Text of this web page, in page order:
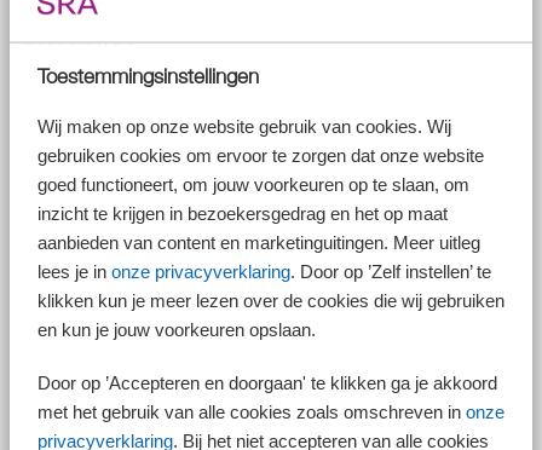
Toestemmingsinstellingen
Wij maken op onze website gebruik van cookies. Wij
gebruiken cookies om ervoor te zorgen dat onze website
goed functioneert, om jouw voorkeuren op te slaan, om
inzicht te krijgen in bezoekersgedrag en het op maat
aanbieden van content en marketinguitingen. Meer uitleg
lees je in onze privacyverklaring. Door op ’Zelf instellen’ te
klikken kun je meer lezen over de cookies die wij gebruiken
en kun je jouw voorkeuren opslaan.
Door op ’Accepteren en doorgaan' te klikken ga je akkoord
met het gebruik van alle cookies zoals omschreven in onze
privacyverklaring. Bij het niet accepteren van alle cookies
Kerstarrest
De Hoge Raad oordeelde in 2021 in het kerstarrest dat de forfaitaire
Hoge Raad bood in die casus rechtsherstel door aan te sluiten bij
het werkelijke rendement. Alle bezwaarschriften die meeliepen in de
massaalbezwaarprocedure werden vervolgens in een collectieve
Hierdoor kwamen die aanslagen allemaal onherroepelijk vast te
staan. Een beroep bij de rechter was daarna niet meer mogelijk.
Andere verdeling box 3-inkomen partners
Fiscale partners kunnen hun box 3-inkomen in de aangifte onderling
Aanslagen uit de massaalbezwaarprocedure kwamen op 4 februari
2022 onherroepelijk vast te staan. Op grond van de wet was het daarom
niet meer mogelijk om de verdeling van het box 3-inkomen na 4 februari